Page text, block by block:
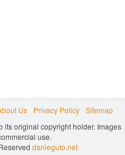
Us Privacy Policy
Sitemap
its original copyright holder. Images
use.
danieguto.net